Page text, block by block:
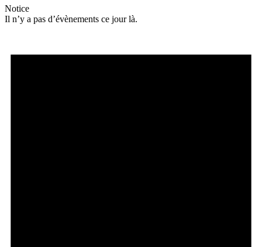
Notice
Il n’y a pas d’évènements ce jour là.